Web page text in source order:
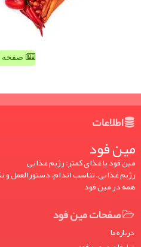
صفحه
اطلاعات
مین فود
مین فود یا غذای کمتر: رژیم غذایی
رژیم غذایی، تناسب اندام، دستورالعمل
همه در مین فود
صفحات مین فود
درباره ما